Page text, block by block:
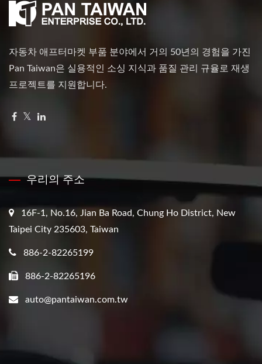
자동차 애프터마켓 부품 분야에서 거의 50년의 경험을 가진
Pan Taiwan은 실용적인 소싱 지식과 품질 관리 규율로 재생
프로젝트를 지원합니다.
우리의 주소
16F-1, No.16, Jian Ba Road, Chung Ho District, New
Taipei City 235603, Taiwan
886-2-82265199
886-2-82265196
auto@pantaiwan.com.tw